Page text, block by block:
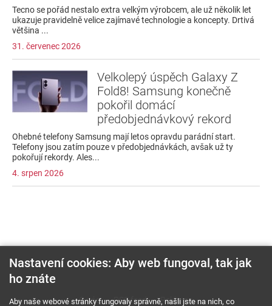
Tecno se pořád nestalo extra velkým výrobcem, ale už několik let
ukazuje pravidelně velice zajímavé technologie a koncepty. Drtivá
většina ...
31. červenec 2026
Velkolepý úspěch Galaxy Z
Fold8! Samsung konečně
pokořil domácí
předobjednávkový rekord
Ohebné telefony Samsung mají letos opravdu parádní start.
Telefony jsou zatím pouze v předobjednávkách, avšak už ty
pokořují rekordy. Ales...
4. srpen 2026
O nás RSS feed Reklama
Nastavení cookies: Aby web fungoval, tak jak
ho znáte
Aby naše webové stránky fungovaly správně, našli jste na nich, co